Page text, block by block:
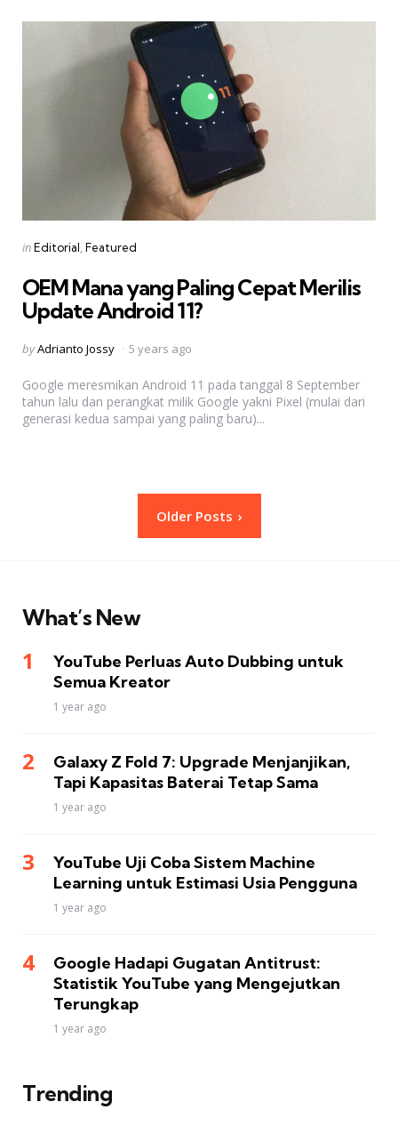
Categories
Posted
inEditorial Featured
OEM Mana yang Paling Cepat Merilis
Update Android 11?
Posted
byAdrianto Jossy 5 years ago
Google meresmikan Android 11 pada tanggal 8 September
tahun lalu dan perangkat milik Google yakni Pixel (mulai dari
generasi kedua sampai yang paling baru)...
Older Posts
What’s New
YouTube Perluas Auto Dubbing untuk
Semua Kreator
1 year ago
Galaxy Z Fold 7: Upgrade Menjanjikan,
Tapi Kapasitas Baterai Tetap Sama
1 year ago
YouTube Uji Coba Sistem Machine
Learning untuk Estimasi Usia Pengguna
1 year ago
Google Hadapi Gugatan Antitrust:
Statistik YouTube yang Mengejutkan
Terungkap
1 year ago
Trending